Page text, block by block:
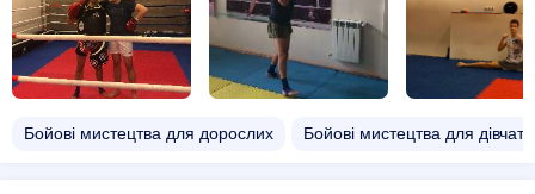
Бойові мистецтва для дорослих Бойові мистецтва для дівчат